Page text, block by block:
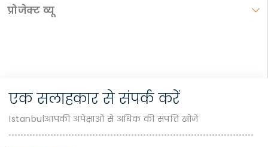
प्रोजेक्ट व्यू
एक सलाहकार से संपर्क करें
Istanbulआपकी अपेक्षाओं से अधिक की संपत्ति खोजें